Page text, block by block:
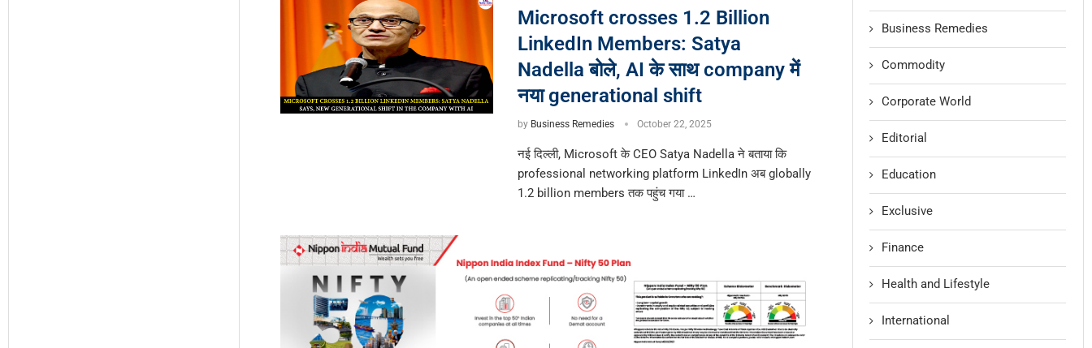
Microsoft crosses 1.2 Billion
LinkedIn Members: Satya
Nadella बोले, AI के साथ company में
नया generational shift
by Business Remedies October 22, 2025
नई दिल्ली, Microsoft के CEO Satya Nadella ने बताया कि
professional networking platform LinkedIn अब globally
1.2 billion members तक पहुंच गया …
Business Remedies
Commodity
Corporate World
Editorial
Education
Exclusive
Finance
Health and Lifestyle
International